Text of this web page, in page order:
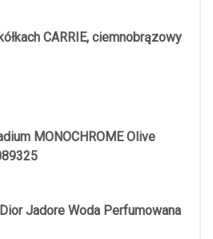
CARRIE, ciemnobrązowy
MONOCHROME Olive
Jadore Woda Perfumowana